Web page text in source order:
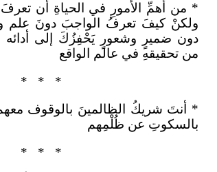
* من أهمِّ الأُمورِ في الحياةِ أن
ولكنْ كيفَ تعرفُ الواجبَ دونَ علم
دون ضميرٍ وشعورٍ يَحْفِزُكَ إلى أدائه
من تحقيقهِ في عالم الواقع
*
*
*
* أنتَ شريكُ الظالمينَ بالوقوف
بالسكوتِ عن ظُلْمِهم
*
*
*